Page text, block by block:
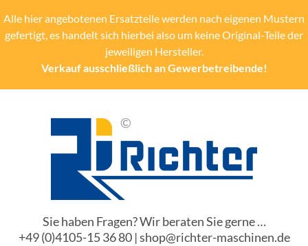
Alle hier angebotenen Ersatzteile werden nach eigenen Mustern
gefertigt, es handelt sich hierbei also um keine Original-Teile der
jeweiligen Hersteller.
Verkauf ausschließlich an Gewerbetreibende!
Sie haben Fragen? Wir beraten Sie gerne …
+49 (0)4105-15 36 80 | shop@richter-maschinen.de